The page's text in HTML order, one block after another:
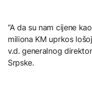
“A da su nam cijene
miliona KM uprkos
v.d. generalnog
Srpske.